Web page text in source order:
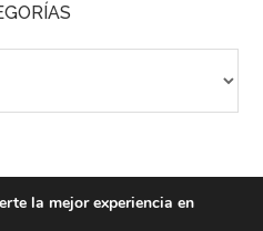
la mejor experiencia en